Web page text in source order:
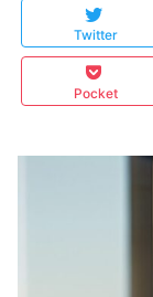
Twitter
Pocket